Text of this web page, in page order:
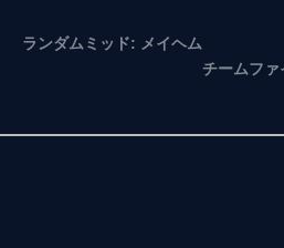
ランダムミッド: メイヘム
チームファ